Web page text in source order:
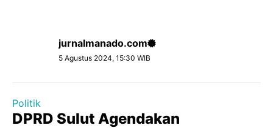
jurnalmanado.com
5 Agustus 2024, 15:30 WIB
Politik
DPRD Sulut Agendakan